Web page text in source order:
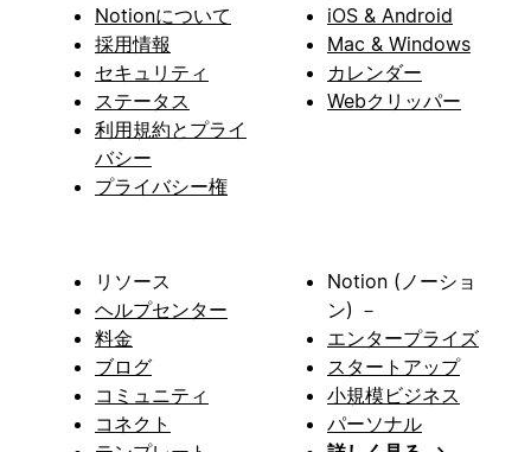
Notionについて
採用情報
セキュリティ
ステータス
利用規約とプライ
バシー
プライバシー権
iOS & Android
Mac & Windows
カレンダー
Webクリッパー
リソース
ヘルプセンター
料金
ブログ
コミュニティ
コネクト
Notion (ノーショ
ン) －
エンタープライズ
スタートアップ
小規模ビジネス
パーソナル